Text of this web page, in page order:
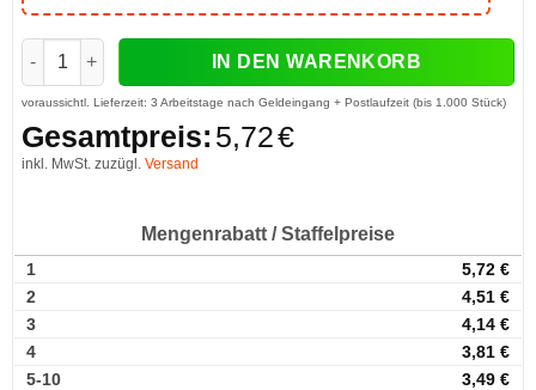
rechteckige Buttons 70 x 25 mm mit Supermagnet
IN DEN WARENKORB
voraussichtl. Lieferzeit: 3 Arbeitstage nach Geldeingang + Postlaufzeit (bis 1.000 Stück)
Gesamtpreis: 5,72€
inkl. MwSt. zuzügl. Versand
Mengenrabatt / Staffelpreise
1 5,72 €
2
4,51 €
3
4,14 €
4
3,81 €
5-10
3,49 €